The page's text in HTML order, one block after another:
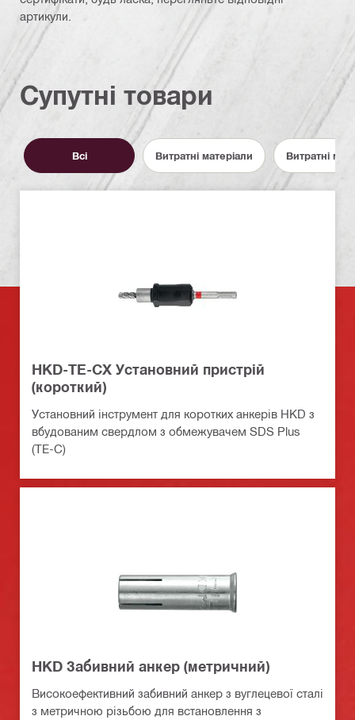
артикули.
Супутні товари
Всі Витратні матеріали Витратні
HKD-TE-CX Установний пристрій
(короткий)
Установний інструмент для коротких анкерів HKD з
вбудованим свердлом з обмежувачем SDS Plus
(TE-C)
HKD Забивний анкер (метричний)
Високоефективний забивний анкер з вуглецевої сталі
з метричною різьбою для встановлення з